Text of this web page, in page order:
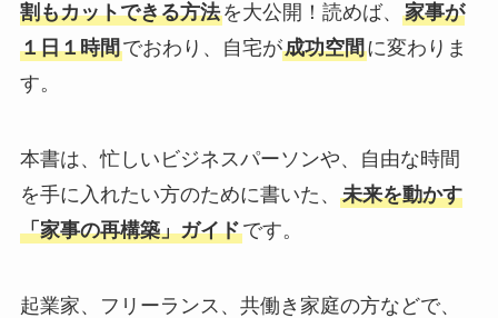
割もカットできる方法を大公開！読めば、 家事が
１日１時間でおわり、自宅が成功空間に変わりま
す。
本書は、忙しいビジネスパーソンや、自由な時間
を手に入れたい方のために書いた、 未来を動かす
「家事の再構築」ガイドです。
起業家、フリーランス、共働き家庭の方などで、